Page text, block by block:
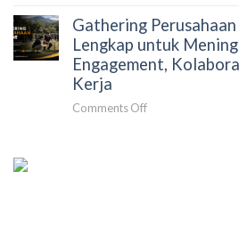
dan
Meningkatkan
Dampak
Acara
yang
Lebih
Efektif
dan
Rafting
Bogor
untuk
Solusi
Gathering
Lengkap untuk
Engagement,
Kerja
Comments Offon